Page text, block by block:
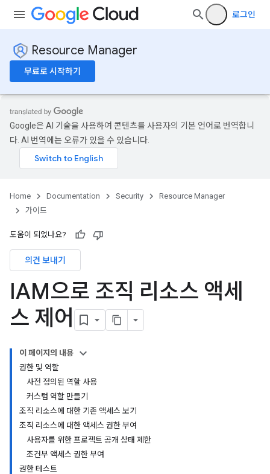
로그인
Resource Manager
무료로 시작하기
Google은 AI 기술을 사용하여 콘텐츠를 사용자의 기본 언어로 번역합니
다. AI 번역에는 오류가 있을 수 있습니다.
Home Documentation Security
Resource Manager
가이드
도움이 되었나요?
의견 보내기
IAM으로 조직 리소스 액세
스 제어
이 페이지의 내용
권한 및 역할
사전 정의된 역할 사용
커스텀 역할 만들기
조직 리소스에 대한 기존 액세스 보기
조직 리소스에 대한 액세스 권한 부여
사용자를 위한 프로젝트 공개 상태 제한
조건부 액세스 권한 부여
권한 테스트